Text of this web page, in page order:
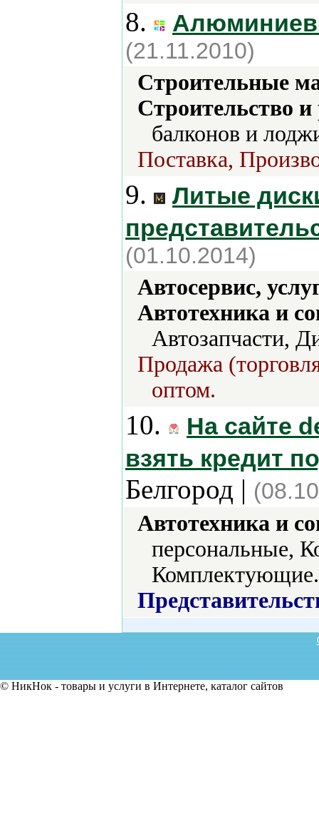
8.
(21.11.2010)
Строительные
Строительство
балконов и
Поставка,
9.
Литые
(01.10.2014)
Автосервис,
Автотехника и
Автозапчасти,
Продажа
оптом.
10.
На сайте
взять кредит
Белгород |
Автотехника и
персональные,
© НикНок - товары и услуги в Интернете, каталог сайтов